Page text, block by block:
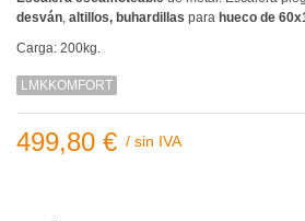
desván, altillos, buhardillas para hueco de
Carga: 200kg.
LMKKOMFORT
499,80 € / sin IVA